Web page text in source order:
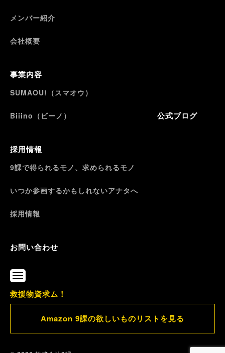
メンバー紹介
会社概要
事業内容
SUMAOU!（スマオウ）
Biiino（ビーノ） 公式ブログ
採用情報
9課で得られるモノ、求められるモノ
いつか参画するかもしれないアナタへ
採用情報
お問い合わせ
メ
ュ
ー
救援物資求ム！
Amazon 9課の欲しいものリストを見る